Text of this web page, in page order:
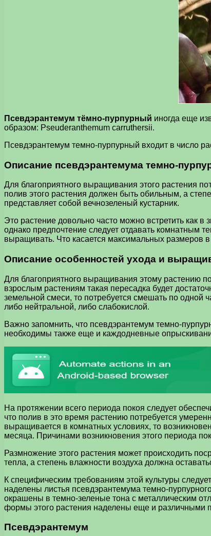
Псевдэрантемум тёмно-пурпурный иногда еще
образом: Pseuderanthemum carruthersii.
Псевдэрантемум темно-пурпурный входит в число
Описание псевдэрантемума темно-
Для благоприятного выращивания этого растения
полив этого растения должен быть обильным, а
представляет собой вечнозеленый кустарник.
Это растение довольно часто можно встретить как
однако предпочтение следует отдавать комнатным
выращивать. Что касается максимальных размеров
Описание особенностей ухода и
Для благоприятного выращивания этому растению
взрослым растениям такая пересадка будет
земельной смеси, то потребуется смешать по одной
либо нейтральной, либо слабокислой.
Важно запомнить, что псевдэрантемум темно-
необходимы также еще и каждодневные
На протяжении всего периода покоя следует
что полив в это время растению потребуется
выращивается в комнатных условиях, то
месяца. Причинами возникновения этого периода
Размножение этого растения может происходить
тепла, а степень влажности воздуха должна
К специфическим требованиям этой культуры
наделены листья псевдэрантемума темно-
окрашены в темно-зеленые тона с металлическим
формы этого растения наделены еще и различными
Псевдэрантемум